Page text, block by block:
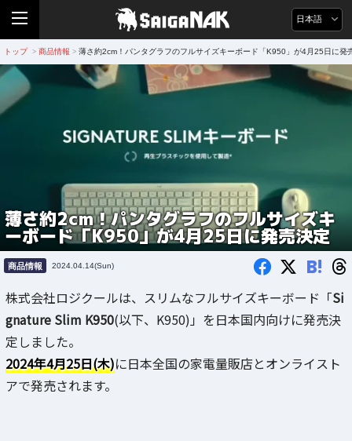
日本語
トップ > 商品情報 > 薄さ約2cm！パンタグラフのフルサイズキーボード「K950」が4月25日に発
薄さ約2cm！パンタグラフのフルサイズキ
ーボード「K950」が4月25日に発売決定
商品情報 2024.04.14(Sun) B!
株式会社ロジクールは、スリムなフルサイズキーボード「Si
gnature Slim K950(以下、K950)」を日本国内向けに発売決
定しました。
2024年4月25日(木)に日本全国の家電量販店とオンライスト
アで発売されます。